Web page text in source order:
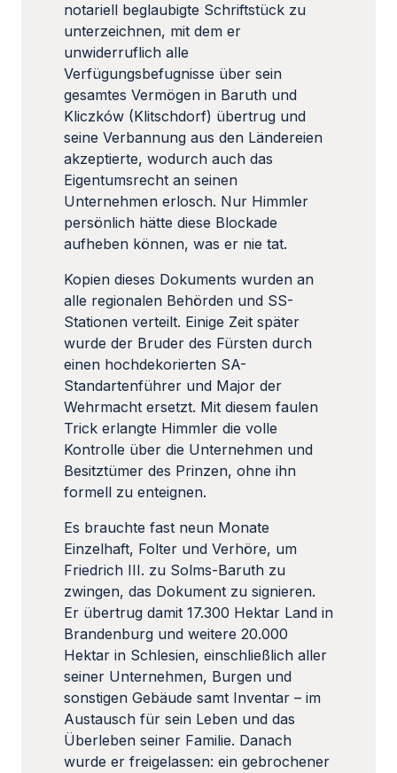
notariell beglaubigte Schriftstück zu
unterzeichnen, mit dem er
unwiderruflich alle
Verfügungsbefugnisse über sein
gesamtes Vermögen in Baruth und
Kliczków (Klitschdorf) übertrug und
seine Verbannung aus den Ländereien
akzeptierte, wodurch auch das
Eigentumsrecht an seinen
Unternehmen erlosch. Nur Himmler
persönlich hätte diese Blockade
aufheben können, was er nie tat.
Kopien dieses Dokuments wurden an
alle regionalen Behörden und SS-
Stationen verteilt. Einige Zeit später
wurde der Bruder des Fürsten durch
einen hochdekorierten SA-
Standartenführer und Major der
Wehrmacht ersetzt. Mit diesem faulen
Trick erlangte Himmler die volle
Kontrolle über die Unternehmen und
Besitztümer des Prinzen, ohne ihn
formell zu enteignen.
Es brauchte fast neun Monate
Einzelhaft, Folter und Verhöre, um
Friedrich III. zu Solms-Baruth zu
zwingen, das Dokument zu signieren.
Er übertrug damit 17.300 Hektar Land in
Brandenburg und weitere 20.000
Hektar in Schlesien, einschließlich aller
seiner Unternehmen, Burgen und
sonstigen Gebäude samt Inventar – im
Austausch für sein Leben und das
Überleben seiner Familie. Danach
wurde er freigelassen: ein gebrochener